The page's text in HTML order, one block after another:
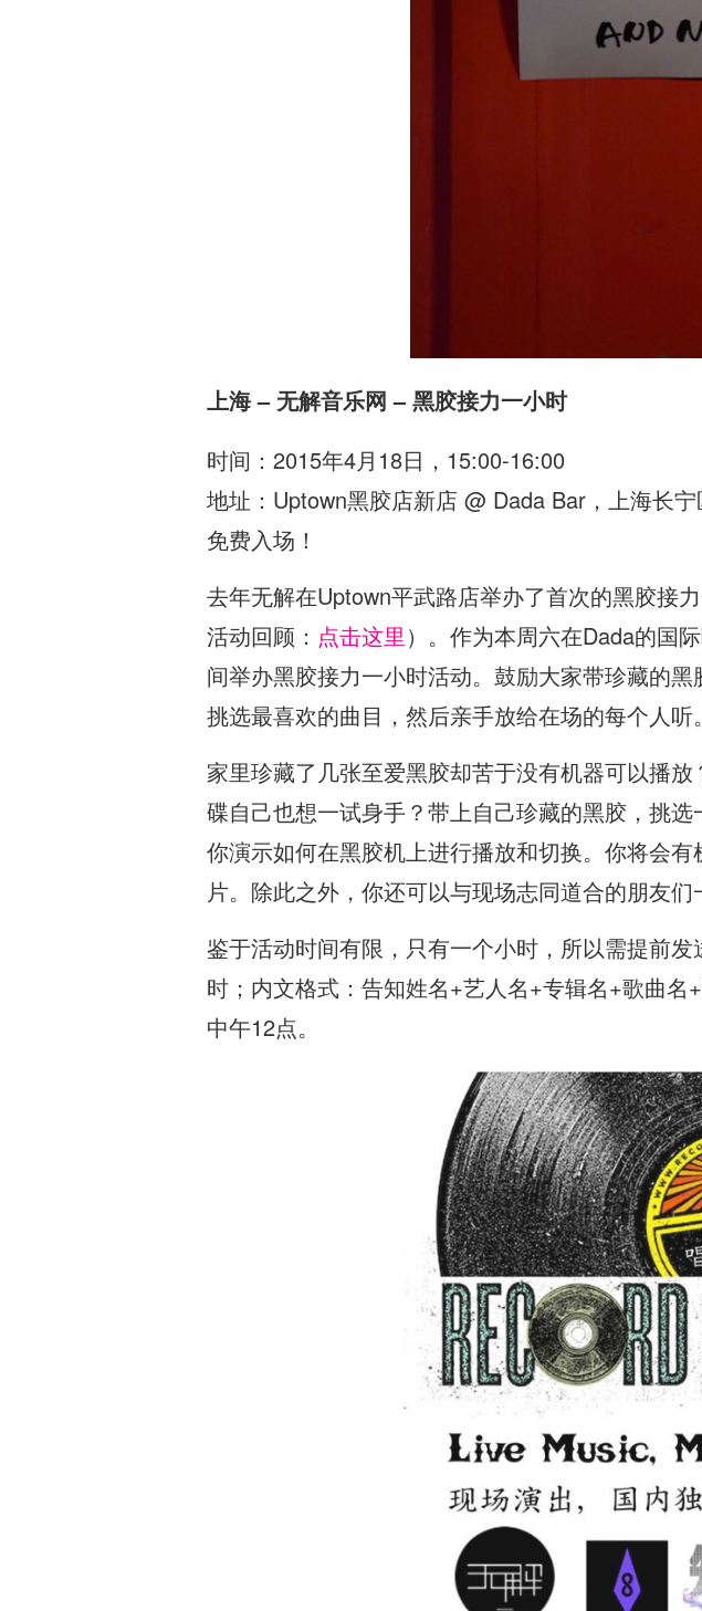
上海 – 无解音乐网 – 黑胶接力一小时
时间：2015年4月18日，15:00-16:00
地址：Uptown黑胶店新店 @ Dada Bar，上海长
免费入场！
去年无解在Uptown平武路店举办了首次的黑胶接
活动回顾： 点击这里）。作为本周六在Dada的国
间举办黑胶接力一小时活动。鼓励大家带珍藏的
挑选最喜欢的曲目，然后亲手放给在场的每个人听。
家里珍藏了几张至爱黑胶却苦于没有机器可以播
碟自己也想一试身手？带上自己珍藏的黑胶，挑
你演示如何在黑胶机上进行播放和切换。你将会
片。除此之外，你还可以与现场志同道合的朋友们
鉴于活动时间有限，只有一个小时，所以需提前
时；内文格式：告知姓名+艺人名+专辑名+歌曲
中午12点。